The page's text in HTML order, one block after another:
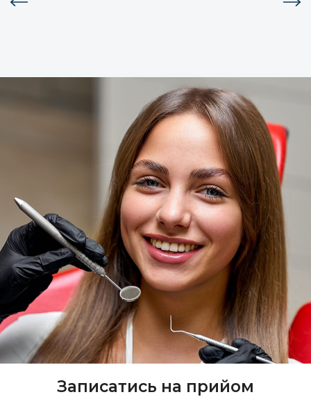
Записатись на прийом